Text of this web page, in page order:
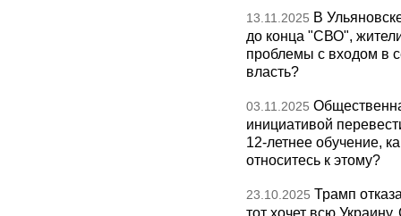
13.11.2025 В
до конца "СВО",
проблемы с входом в
власть?
03.11.2025
инициативой
12-летнее обучение,
относитесь к этому?
23.10.2025 Трамп
тот хочет всю